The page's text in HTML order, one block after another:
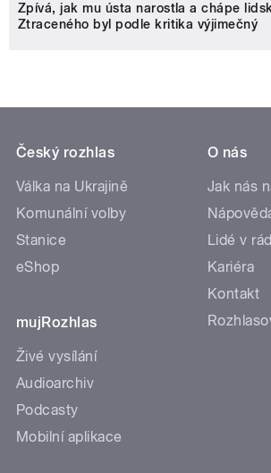
Zpívá, jak mu ústa narostla a chápe
Ztraceného byl podle kritika výjimečný
Český rozhlas
Válka na Ukrajině
Komunální volby
Stanice
eShop
mujRozhlas
Živé vysílání
Audioarchiv
Podcasty
Mobilní aplikace
O nás
Jak nás
Lidé v
Kariéra
Kontakt